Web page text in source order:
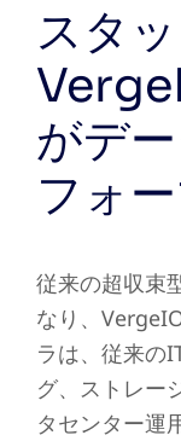
スタ
がデ
フォ
従来の超収束
なり、
ラは、従来の
グ、ストレー
タセンター運